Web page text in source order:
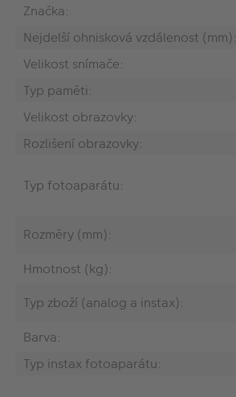
Značka:
Nejdelší ohnisková vzdálenost (mm):
Velikost snímače:
Typ paměti:
Velikost obrazovky:
Rozlišení obrazovky:
Typ fotoaparátu:
Rozměry (mm):
Hmotnost (kg):
Typ zboží (analog a instax):
Barva:
Typ instax fotoaparátu: